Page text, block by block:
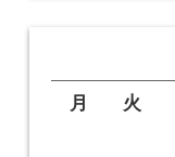
月 火